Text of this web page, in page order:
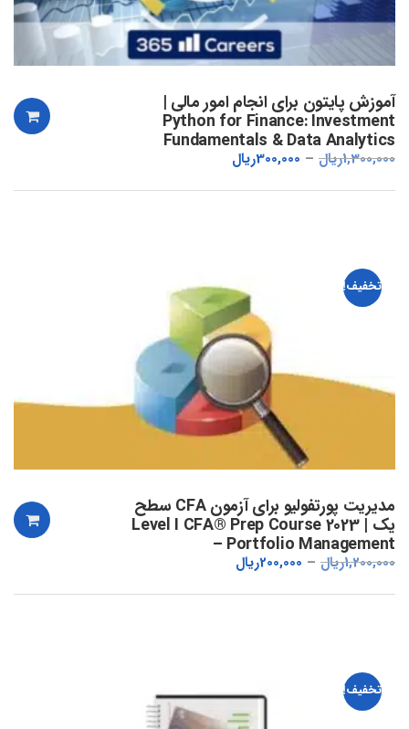
آموزش پایتون برای انجام امور مالی |
Python for Finance: Investment
Fundamentals & Data Analytics
1,300,000ریال 300,000ریال
تخفیف!
مدیریت پورتفولیو برای آزمون CFA سطح
یک | Level I CFA® Prep Course 2023
– Portfolio Management
1,200,000ریال 200,000ریال
تخفیف!